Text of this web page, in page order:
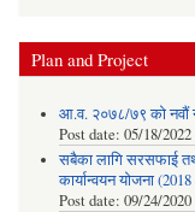
Plan and Project
आ.व. २०७८/७९ को नवौं
Post date: 05/18/
सबैका लागि सरसफाई
कार्यान्वयन योजना
Post date: 09/24/